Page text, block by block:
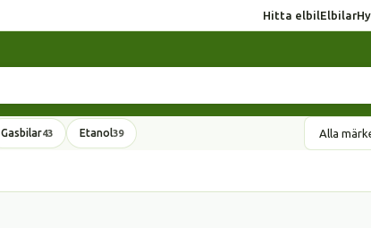
Hitta elbilElbilar
Gasbilar43 Etanol39